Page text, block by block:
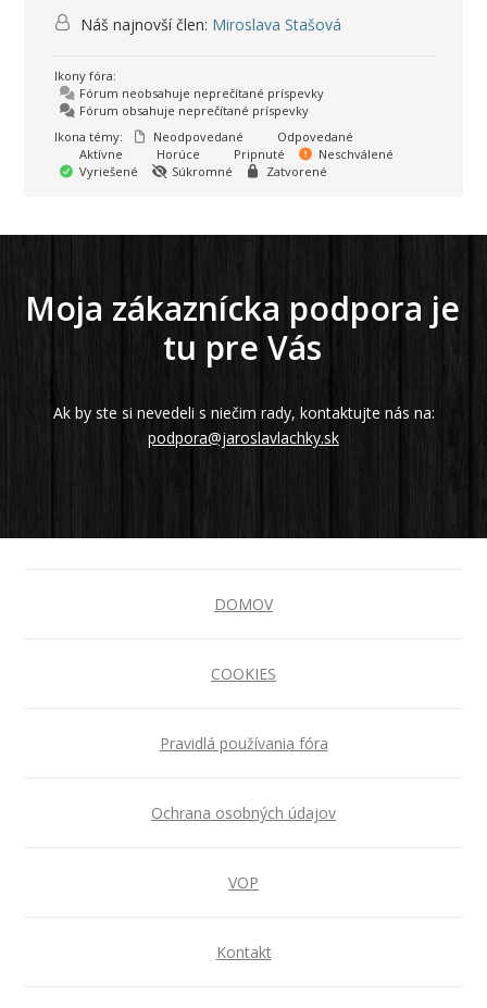
Náš najnovší člen: Miroslava Stašová
Ikony fóra:
Fórum neobsahuje neprečítané príspevky
Fórum obsahuje neprečítané príspevky
Ikona témy:
Neodpovedané
Odpovedané
Aktívne
Horúce Pripnuté
Neschválené
Vyriešené
Súkromné Zatvorené
Moja zákaznícka podpora je
tu pre Vás
Ak by ste si nevedeli s niečim rady, kontaktujte nás na:
podpora@jaroslavlachky.sk
DOMOV
COOKIES
Pravidlá používania fóra
Ochrana osobných údajov
VOP
Kontakt